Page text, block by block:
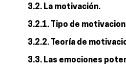
3.2. La motivación.
3.2.1. Tipo de
3.2.2. Teoría de
3.3. Las emociones